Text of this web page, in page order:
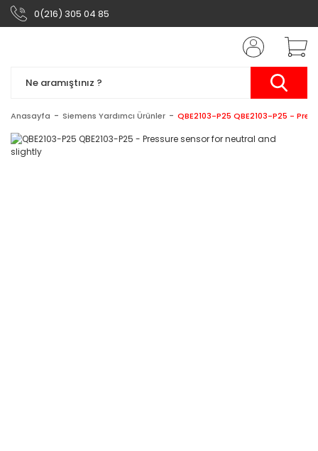
0(216) 305 04 85
Anasayfa Siemens Yardımcı Ürünler QBE2103-P25 QBE2103-P25 -